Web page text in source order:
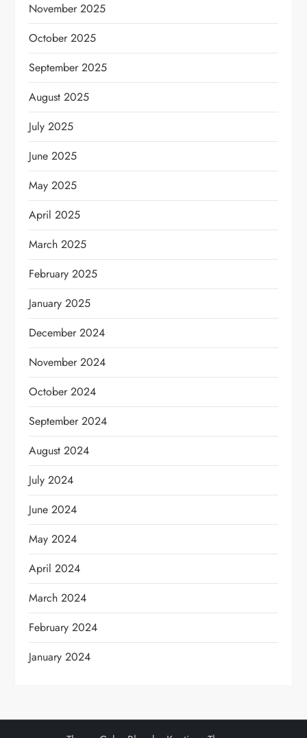
November 2025
October 2025
September 2025
August 2025
July 2025
June 2025
May 2025
April 2025
March 2025
February 2025
January 2025
December 2024
November 2024
October 2024
September 2024
August 2024
July 2024
June 2024
May 2024
April 2024
March 2024
February 2024
January 2024